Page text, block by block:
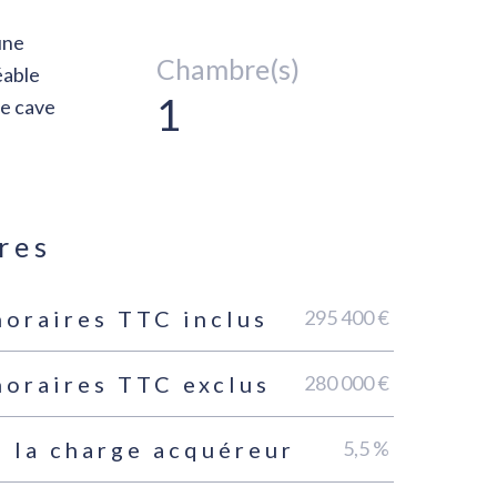
cave
Chambre(s)
1
TTC inclus 295 400 €
TTC exclus 280 000 €
la charge acquéreur 5,5 %